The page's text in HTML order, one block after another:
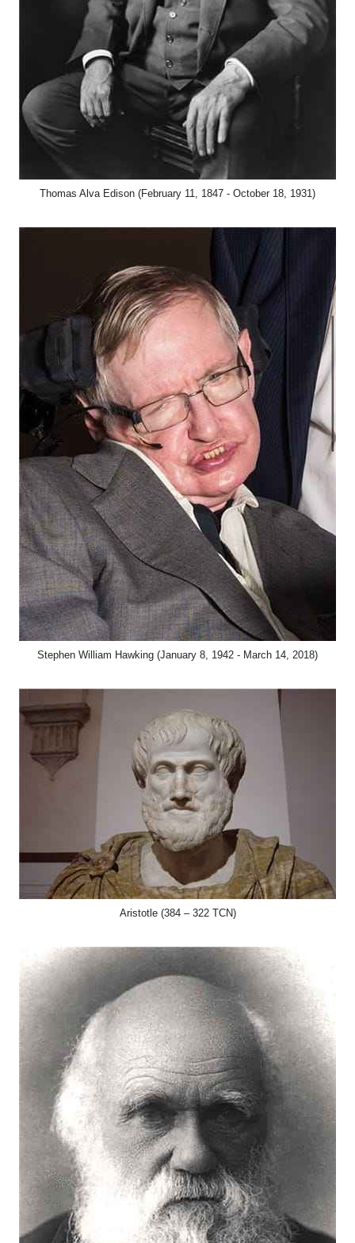
Thomas Alva Edison (February 11, 1847 - October 18, 1931)
Stephen William Hawking (January 8, 1942 - March 14, 2018)
Aristotle (384 – 322 TCN)